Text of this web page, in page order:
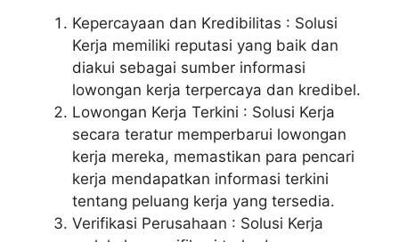
Kepercayaan dan Kredibilitas : Solusi
Kerja memiliki reputasi yang baik dan
diakui sebagai sumber informasi
lowongan kerja terpercaya dan kredibel.
Lowongan Kerja Terkini : Solusi Kerja
secara teratur memperbarui lowongan
kerja mereka, memastikan para pencari
kerja mendapatkan informasi terkini
tentang peluang kerja yang tersedia.
Verifikasi Perusahaan : Solusi Kerja